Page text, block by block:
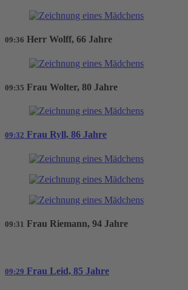
09:36 Herr Wolff, 66 Jahre
09:35 Frau Wolter, 80 Jahre
09:32 Frau Ryll, 86 Jahre
09:31 Frau Riemann, 94 Jahre
09:29 Frau Leid, 85 Jahre